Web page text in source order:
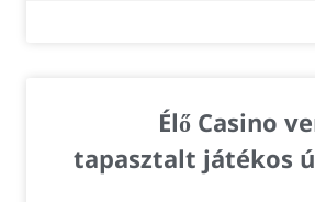
Élő Casino
tapasztalt játékos